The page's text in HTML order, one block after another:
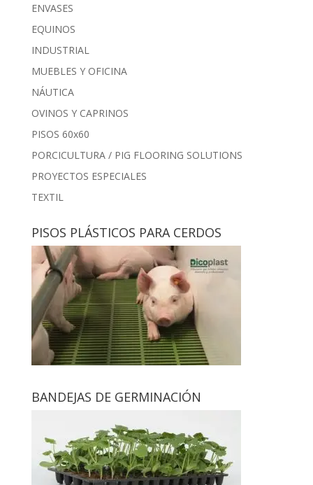
ENVASES
EQUINOS
INDUSTRIAL
MUEBLES Y OFICINA
NÁUTICA
OVINOS Y CAPRINOS
PISOS 60x60
PORCICULTURA / PIG FLOORING SOLUTIONS
PROYECTOS ESPECIALES
TEXTIL
PISOS PLÁSTICOS PARA CERDOS
BANDEJAS DE GERMINACIÓN